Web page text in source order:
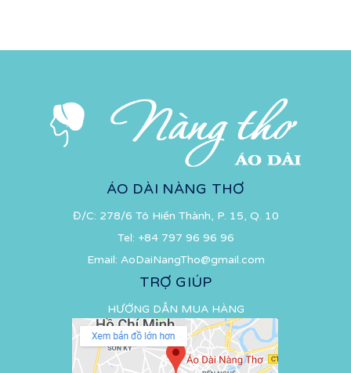
ÁO DÀI NÀNG THƠ
Đ/C: 278/6 Tô Hiến Thành, P. 15, Q. 10
Tel: +84 797 96 96 96
Email: AoDaiNangTho@gmail.com
TRỢ GIÚP
HƯỚNG DẪN MUA HÀNG